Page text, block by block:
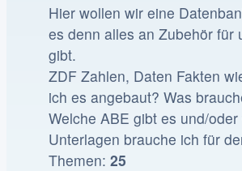
Hier wollen wir eine
es denn alles an Zubehör für
gibt.
ZDF Zahlen, Daten Fakten
ich es angebaut? Was
Welche ABE gibt es und/oder
Unterlagen brauche ich für
Themen: 25